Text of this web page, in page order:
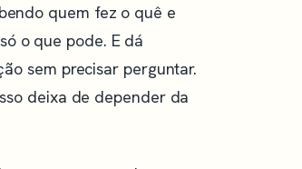
quem fez o quê e
o que pode. E dá
sem precisar perguntar.
deixa de depender da